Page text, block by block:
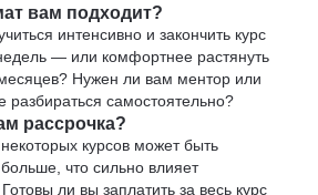
вам подходит?
интенсивно и закончить курс
— или комфортнее растянуть
Нужен ли вам ментор или
разбираться самостоятельно?
рассрочка?
курсов может быть
что сильно влияет
ли вы заплатить за весь курс